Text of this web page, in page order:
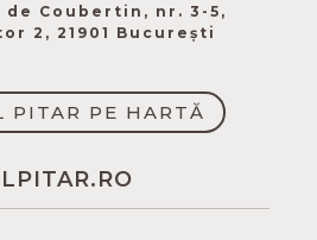
Coubertin​, nr. 3-5,
2, 21901 București
PITAR PE HARTĂ